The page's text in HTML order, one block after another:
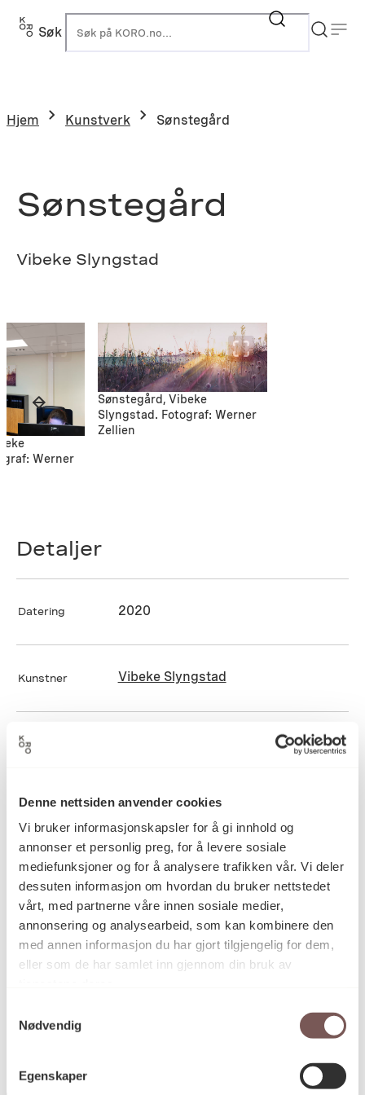
Denne nettsiden anvender cookies
Vi bruker informasjonskapsler for å gi innhold og
annonser et personlig preg, for å levere sosiale
mediefunksjoner og for å analysere trafikken vår. Vi deler
dessuten informasjon om hvordan du bruker nettstedet
vårt, med partnerne våre innen sosiale medier,
annonsering og analysearbeid, som kan kombinere den
med annen informasjon du har gjort tilgjengelig for dem,
eller som de har samlet inn gjennom din bruk av
Nødvendig
Egenskaper
Hopp
Søk
Hjem Kunstverk Sønstegård
Sønstegård
Vibeke Slyngstad
Werner
Sønstegård, Vibeke
Slyngstad. Fotograf: Werner
Zellien
Detaljer
Datering 2020
Kunstner Vibeke Slyngstad
Kategori
materiale
Oljemaling på lerret
Mål
Bredde: 160cm
Høyde: 65cm